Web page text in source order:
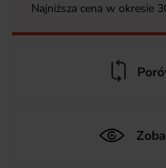
Najniższa cena w okresie